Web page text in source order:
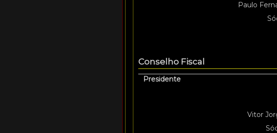
Paulo
Conselho Fiscal
Presidente
Vitor